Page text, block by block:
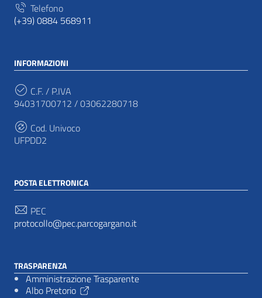
Telefono
(+39) 0884 568911
INFORMAZIONI
C.F. / P.IVA
94031700712 / 03062280718
Cod. Univoco
UFPDD2
POSTA ELETTRONICA
PEC
protocollo@pec.parcogargano.it
TRASPARENZA
Amministrazione Trasparente
Albo Pretorio